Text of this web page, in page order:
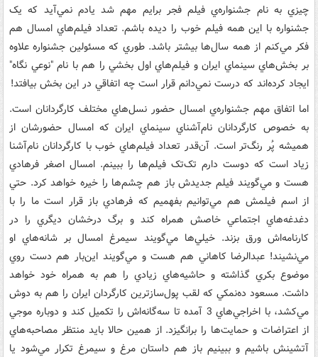
چيزي به نام جشنواره‌‌ي فيلم فجر برايم مهم شد يادم نمي‌آيد که يک
جشنواره با اين همه فيلم خوب را ديده باشم. تعداد فيلم‌هاي امسال هم
فکر مي‌کنم از همه سال‌ها بيشتر باشد. طوري که مسئولين جشنواره علاوه
بر بخش‌هاي سينماي ايران و فيلم‌هاي اول بخشي را هم با نام "نوعي نگاه"
ايجاد کرده‌اند که درست نمي‌دانم قرار است چه اتفاقي در اين بخش بيافتد!
اما اتفاق مهم جشنواره‌ي امسال حضور نسل‌هاي مختلف کارگردانان است.
به خصوص کارگردانان نام‌آشناي سينماي ايران که امسال حضورشان از
هميشه پُر رنگ‌تر است. آن‌قدر تعداد فيلم‌هاي خوب با کارگردانان نام‌آشنا
زياد است که دوست دارم تک‌تک فيلم‌ها را ببينم. امسال اصغر فرهادي
هست و مي‌گويند فيلم جديدش باز هم چشم‌ها را خيره خواهد کرد. حتي
از اسم فيلمش هم مي‌توانيم بفهميم که فرهادي باز قرار است ما را با
دغدغه‌هاي اجتماعي خاصش همراه کند و برگ درخشان ديگري را در
کارنامه‌اش ورق بزند. خيلي‌ها مي‌گويند سيمرغ امسال بر شانه‌هاي او
مي‌نشيند! عبدالرضا کاهاني هم هست و مي‌گويند اين‌بار هم دست روي
موضوع بکري گذاشته و حاشيه‌هاي زيادي را هم به همراه خود خواهد
داشت. مسعود ده‌نمکي که لقب پول‌سازترين کارگردان ايران را هم به دوش
مي‌کشد، با اخراجي‌هاي 3 آمده تا سه‌گانه‌اش را تکميل کند و دوباره موجي
از اعتراضات و حمايت‌ها را برانگيزد. از همين حالا بايد منتظر مصاحبه‌هاي
آتشينش باشيم و ببينيم باز هم داستان مرغ و سيمرغ تکرار مي‌شود يا